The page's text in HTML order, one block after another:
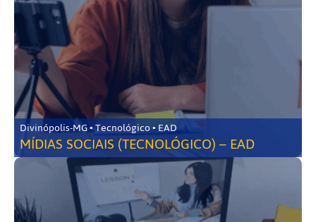
Divinópolis-MG • Tecnológico • EAD
MÍDIAS SOCIAIS (TECNOLÓGICO) – EAD